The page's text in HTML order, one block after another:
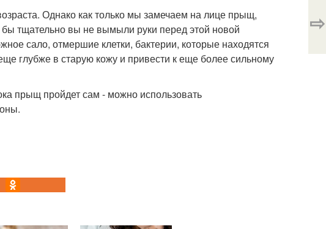
Однако как только мы замечаем на лице прыщ,
бы тщательно вы не вымыли руки перед этой новой
сало, отмершие клетки, бактерии, которые находятся
глубже в старую кожу и привести к еще более сильному
прыщ пройдет сам - можно использовать
⇨